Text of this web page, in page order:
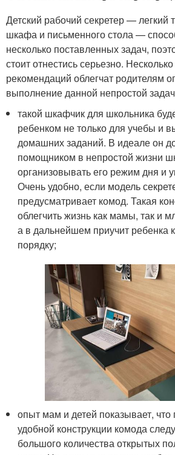
Детский рабочий секретер — легкий
шкафа и письменного стола —
несколько поставленных задач,
стоит отнестись серьезно.
рекомендаций облегчат родителям
выполнение данной непростой
такой шкафчик для школьника
ребенком не только для учебы и
домашних заданий. В идеале он
помощником в непростой жизни
организовывать его режим дня и
Очень удобно, если модель
предусматривает комод. Такая
облегчить жизнь как мамы, так и
а в дальнейшем приучит ребенка
порядку;
опыт мам и детей показывает,
удобной конструкции комода
большого количества открытых